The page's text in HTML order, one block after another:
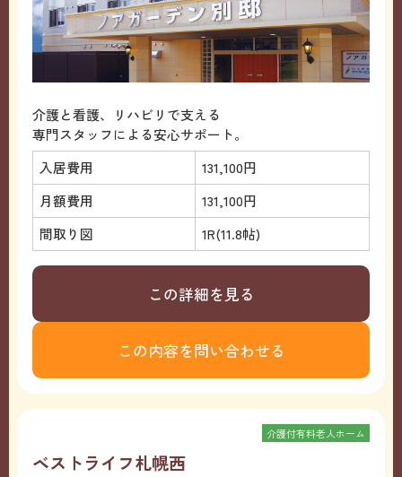
介護と看護、リハビリで支える
専門スタッフによる安心サポート。
入居費用
131,100円
月額費用
131,100円
間取り図
1R(11.8帖)
この詳細を見る
この内容を問い合わせる
ベストライフ札幌西
介護付有料老人ホーム